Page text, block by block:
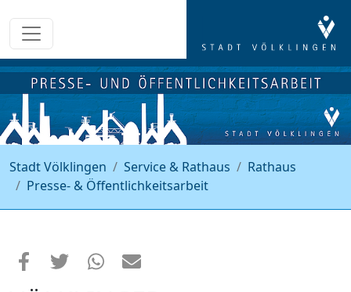
Stadt Völklingen Service & Rathaus
Rathaus
Presse- & Öffentlichkeitsarbeit